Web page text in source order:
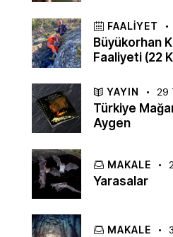
FAALIYET
Büyükorhan
Faaliyeti (22
YAYIN 29
Türkiye
Aygen
MAKALE
Yarasalar
MAKALE